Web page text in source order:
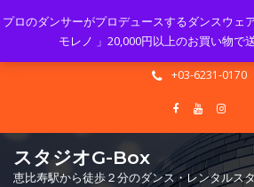
Mon - Sun 10.00 -
info@gbox-
+03-6231-0170
スタジオG-Box
恵比寿駅から徒歩２分のダンス・レンタルス
プロのダンサーがプロデュースするダンスウェ
モレノ 」20,000円以上のお買い物で